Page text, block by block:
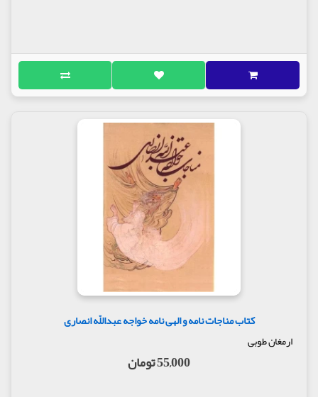
کتاب مناجات نامه و الهی نامه خواجه عبداللّه انصاری
ارمغان طوبی
55,000 تومان